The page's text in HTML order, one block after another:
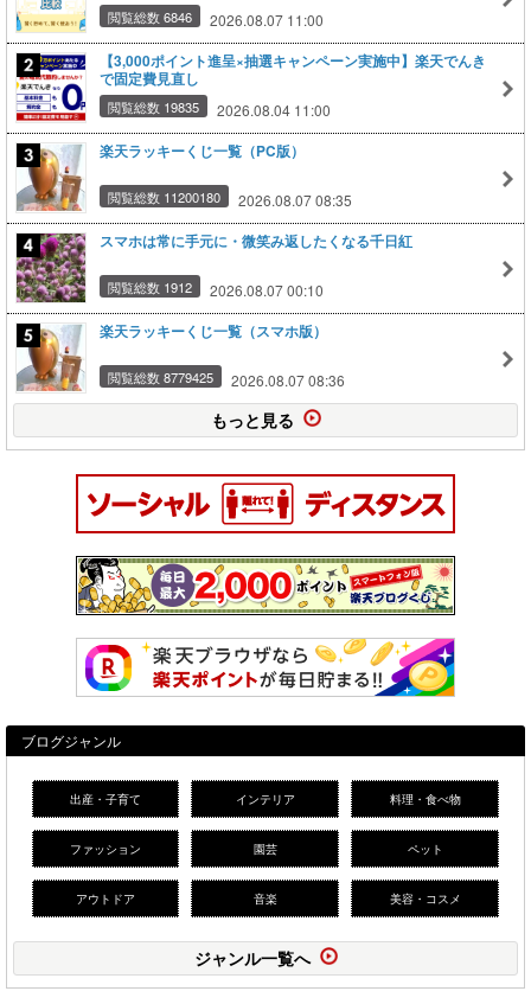
閲覧総数 6846 2026.08.07 11:00
【3,000ポイント進呈×抽選キャンペーン実施中】楽天でんき
で固定費見直し
閲覧総数 19835 2026.08.04 11:00
楽天ラッキーくじ一覧（PC版）
閲覧総数 11200180 2026.08.07 08:35
スマホは常に手元に・微笑み返したくなる千日紅
閲覧総数 1912 2026.08.07 00:10
楽天ラッキーくじ一覧（スマホ版）
閲覧総数 8779425 2026.08.07 08:36
もっと見る
ブログジャンル
出産・子育て インテリア 料理・食べ物
ファッション 園芸 ペット
アウトドア 音楽 美容・コスメ
ジャンル一覧へ